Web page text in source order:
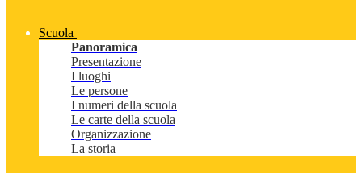
Scuola
Panoramica
Presentazione
I luoghi
Le persone
I numeri della scuola
Le carte della scuola
Organizzazione
La storia